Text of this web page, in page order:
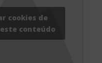
cookies de
conteúdo